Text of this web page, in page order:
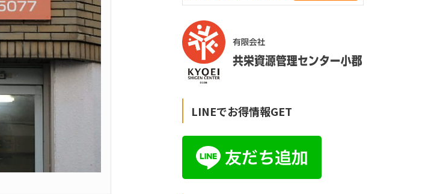
LINEでお得情報GET